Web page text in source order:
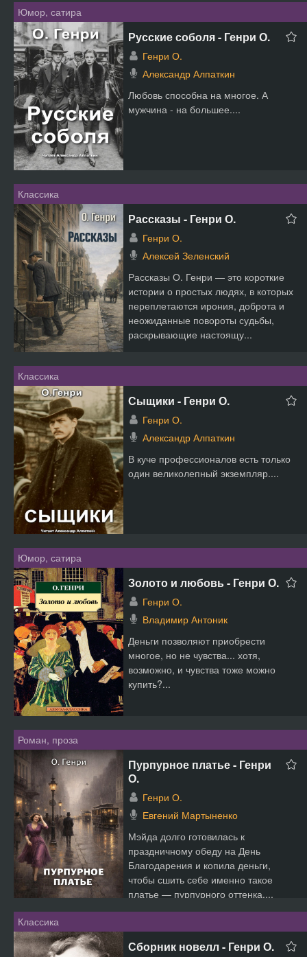
Юмор, сатира
Русские соболя - Генри О.
Генри О.
Александр Алпаткин
Любовь способна на многое. А
мужчина - на большее....
Классика
Рассказы - Генри О.
Генри О.
Алексей Зеленский
Рассказы О. Генри — это короткие
истории о простых людях, в которых
переплетаются ирония, доброта и
неожиданные повороты судьбы,
раскрывающие настоящу...
Классика
Сыщики - Генри О.
Генри О.
Александр Алпаткин
В куче профессионалов есть только
один великолепный экземпляр....
Юмор, сатира
Золото и любовь - Генри О.
Генри О.
Владимир Антоник
Деньги позволяют приобрести
многое, но не чувства... хотя,
возможно, и чувства тоже можно
купить?...
Роман, проза
Пурпурное платье - Генри
О.
Генри О.
Евгений Мартыненко
Мэйда долго готовилась к
праздничному обеду на День
Благодарения и копила деньги,
чтобы сшить себе именно такое
платье — пурпурного оттенка....
Классика
Сборник новелл - Генри О.